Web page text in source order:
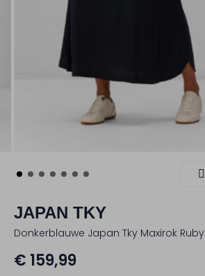
JAPAN TKY
Donkerblauwe Japan Tky Maxirok Ruby
€ 159,99